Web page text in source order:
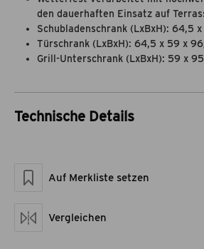
den dauerhaften Einsatz auf
Schubladenschrank (LxBxH): 64,5
Türschrank (LxBxH): 64,5 x 59 x
Grill-Unterschrank (LxBxH): 59 x
Technische Details
Auf Merkliste setzen
Vergleichen